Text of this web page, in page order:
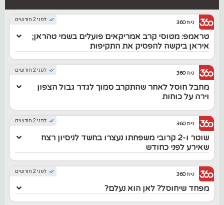
לפני 2 חודשים ניוז 360
טראמפ: מטוסי קרב אמריקאים פועלים בשמי טהראן;
איראן ביקשה להפסיק את התקיפות
לפני 2 חודשים ניוז 360
מחבל חוסל לאחר שהתקרב סמוך לגדר גבול הצפון
וירה על כוחות
לפני 2 חודשים ניוז 360
שוטר ו-2 קרובי משפחתו נעצרו בחשד לניסיון רצח
שאירע לפני כחודש
לפני 2 חודשים ניוז 360
מפחד שיחוסל? לאן הוא נעלם?